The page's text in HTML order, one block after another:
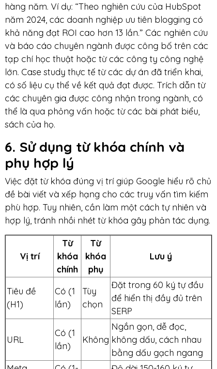
hàng năm. Ví dụ: “Theo nghiên cứu của HubSpot
năm 2024, các doanh nghiệp ưu tiên blogging có
khả năng đạt ROI cao hơn 13 lần.” Các nghiên cứu
và báo cáo chuyên ngành được công bố trên các
tạp chí học thuật hoặc từ các công ty công nghệ
lớn. Case study thực tế từ các dự án đã triển khai,
có số liệu cụ thể về kết quả đạt được. Trích dẫn từ
các chuyên gia được công nhận trong ngành, có
thể là qua phỏng vấn hoặc từ các bài phát biểu,
sách của họ.
6. Sử dụng từ khóa chính và
phụ hợp lý
Việc đặt từ khóa đúng vị trí giúp Google hiểu rõ chủ
đề bài viết và xếp hạng cho các truy vấn tìm kiếm
phù hợp. Tuy nhiên, cần làm một cách tự nhiên và
hợp lý, tránh nhồi nhét từ khóa gây phản tác dụng.
Vị trí
Từ
khóa
chính
Từ
khóa
phụ
Lưu ý
Tiêu đề
(H1)
Có (1
lần)
Tùy
chọn
Đặt trong 60 ký tự đầu
để hiển thị đầy đủ trên
SERP
URL
Có (1
lần)
Không
Ngắn gọn, dễ đọc,
không dấu, cách nhau
bằng dấu gạch ngang